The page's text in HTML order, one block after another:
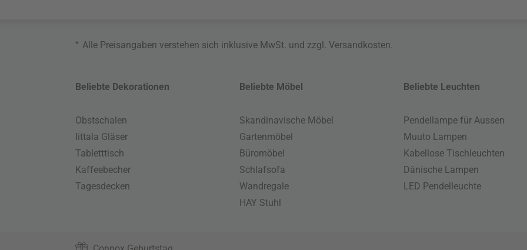
* Alle Preisangaben verstehen sich inklusive MwSt. und zzgl.Versandkosten
Beliebte Dekorationen
Obstschalen
Iittala Gläser
Tabletttisch
Kaffeebecher
Tagesdecken
Beliebte Möbel
Skandinavische Möbel
Gartenmöbel
Büromöbel
Schlafsofa
Wandregale
HAY Stuhl
Beliebte Leuchten
Pendellampe für Aussen
Muuto Lampen
Kabellose Tischleuchten
Dänische Lampen
LED Pendelleuchte